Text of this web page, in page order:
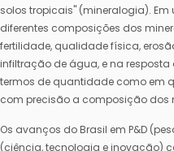
solos tropicais" (mineralogia).
diferentes composições dos
fertilidade, qualidade física,
infiltração de água, e na
termos de quantidade como em
com precisão a composição dos
Os avanços do Brasil em P&D
(ciência, tecnologia e inovação)